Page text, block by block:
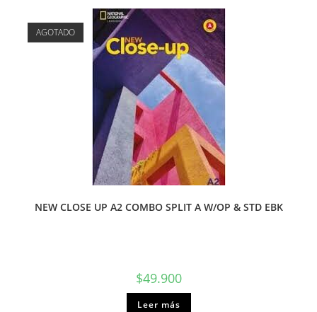
AGOTADO
NEW CLOSE UP A2 COMBO SPLIT A W/OP & STD EBK
$49.900
Leer más